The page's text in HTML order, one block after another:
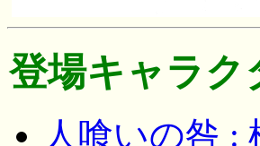
登場キャラク
人喰いの咎 :